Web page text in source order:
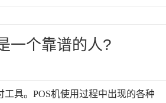
一个靠谱的人?
具。POS机使用过程中出现的各种